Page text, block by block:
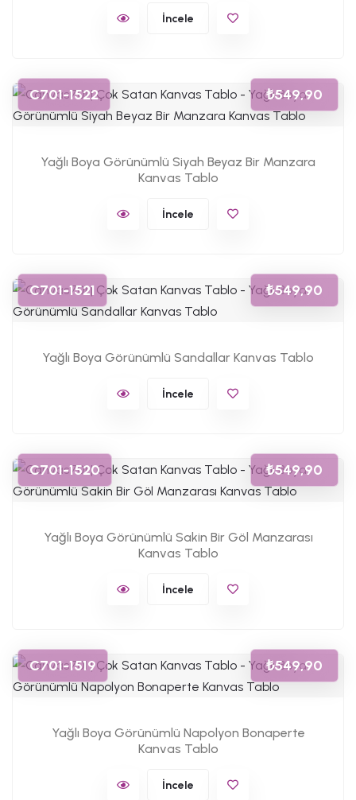
İncele
C701-1522 ₺549,90
Yağlı Boya Görünümlü Siyah Beyaz Bir Manzara
Kanvas Tablo
İncele
C701-1521 ₺549,90
Yağlı Boya Görünümlü Sandallar Kanvas Tablo
İncele
C701-1520 ₺549,90
Yağlı Boya Görünümlü Sakin Bir Göl Manzarası
Kanvas Tablo
İncele
C701-1519 ₺549,90
Yağlı Boya Görünümlü Napolyon Bonaperte
Kanvas Tablo
İncele